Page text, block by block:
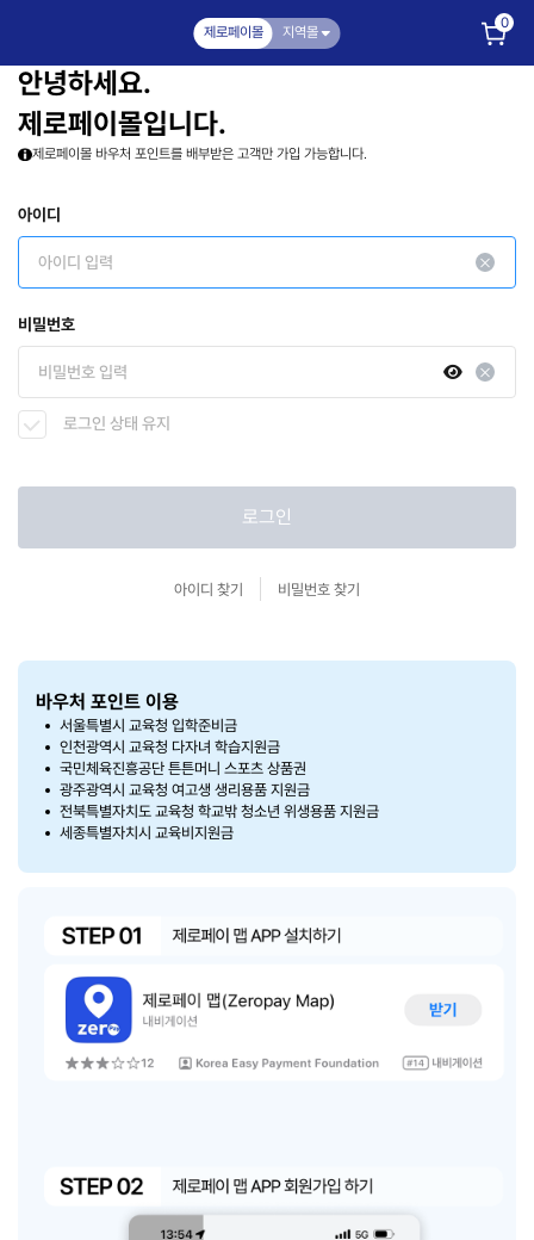
제로페이몰 지역몰
0
안녕하세요.
제로페이몰입니다.
제로페이몰 바우처 포인트를 배부받은 고객만 가입 가능합니다.
아이디
비밀번호
로그인 상태 유지
로그인
아이디 찾기 비밀번호 찾기
바우처 포인트 이용
서울특별시 교육청 입학준비금
인천광역시 교육청 다자녀 학습지원금
국민체육진흥공단 튼튼머니 스포츠 상품권
광주광역시 교육청 여고생 생리용품 지원금
전북특별자치도 교육청 학교밖 청소년 위생용품 지원금
세종특별자치시 교육비지원금